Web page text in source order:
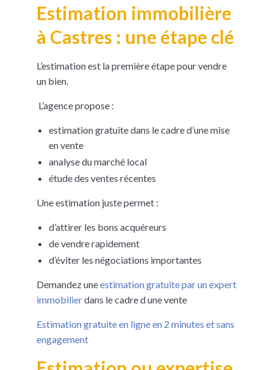
Estimation immobilière
à Castres : une étape clé
L’estimation est la première étape pour vendre
un bien.
L’agence propose :
estimation gratuite dans le cadre d’une mise
en vente
analyse du marché local
étude des ventes récentes
Une estimation juste permet :
d’attirer les bons acquéreurs
de vendre rapidement
d’éviter les négociations importantes
Demandez uneestimation gratuite par un expert
immobilierdans le cadre d une vente
Estimation gratuite en ligne en 2 minutes et sans
engagement